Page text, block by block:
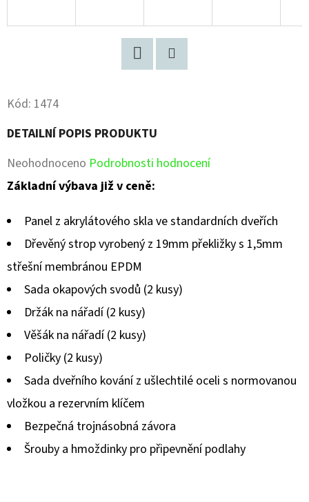
Kód: 1474
DETAILNÍ POPIS PRODUKTU
Průměrné
hodnocení
z
hvězdiček.
Neohodnoceno Podrobnosti hodnocení
Základní výbava již v ceně:
Panel z akrylátového skla ve standardních dveřích
Dřevěný strop vyrobený z 19mm překližky s 1,5mm
střešní membránou EPDM
Sada okapových svodů (2 kusy)
Držák na nářadí (2 kusy)
Věšák na nářadí (2 kusy)
Poličky (2 kusy)
Sada dveřního kování z ušlechtilé oceli s normovanou
vložkou a rezervním klíčem
Bezpečná trojnásobná závora
Šrouby a hmoždinky pro připevnění podlahy